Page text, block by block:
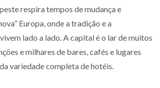
respira tempos de mudança e
Europa, onde a tradição e a
lado a lado. A capital é o lar de muitos
e milhares de bares, cafés e lugares
variedade completa de hotéis.